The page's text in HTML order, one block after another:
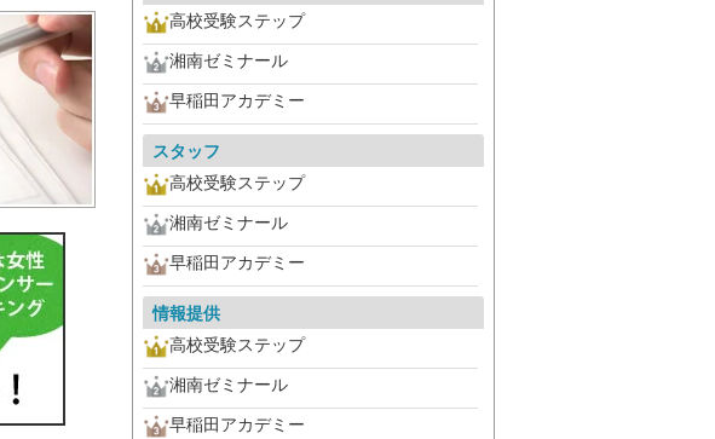
高校受験ステップ
湘南ゼミナール
早稲田アカデミー
スタッフ
高校受験ステップ
湘南ゼミナール
早稲田アカデミー
情報提供
高校受験ステップ
湘南ゼミナール
早稲田アカデミー